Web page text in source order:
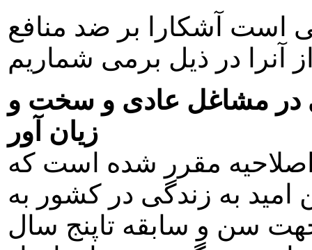
است آشکارا بر ضد منافع
در مشاغل عادی و سخت و
زيان آور
ماده ۳۶ لايحه اصلاحيه مقرر شده است که
به زندگی در کشور به
سن و سابقه تاپنج سال